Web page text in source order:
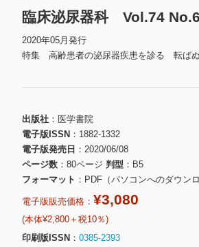
臨床泌尿器科 Vol.74 No.6
2020年05月発行
特集 高齢患者の泌尿器疾患を診る 転ば
出版社
医学書院
電子版ISSN
1882-1332
電子版発売日
2020/06/08
ページ数
80ページ 判型
B5
フォーマット
PDF（パソコンへのダウン
電子版販売価格： ¥3,080
(本体¥2,800＋税10％)
印刷版ISSN
0385-2393